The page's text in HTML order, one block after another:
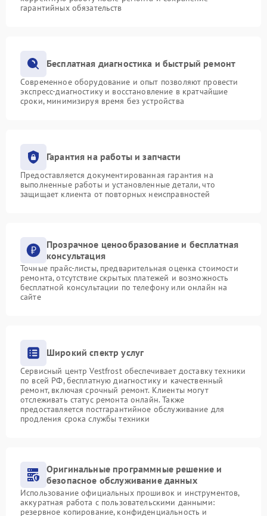
гарантийных обязательств
Бесплатная диагностика и быстрый ремонт
Современное оборудование и опыт позволяют провести
экспресс-диагностику и восстановление в кратчайшие
сроки, минимизируя время без устройства
Гарантия на работы и запчасти
Предоставляется документированная гарантия на
выполненные работы и установленные детали, что
защищает клиента от повторных неисправностей
Прозрачное ценообразование и бесплатная
консультация
Точные прайс-листы, предварительная оценка стоимости
ремонта, отсутствие скрытых платежей и возможность
бесплатной консультации по телефону или онлайн на
сайте
Широкий спектр услуг
Сервисный центр Vestfrost обеспечивает доставку техники
по всей РФ, бесплатную диагностику и качественный
ремонт, включая срочный ремонт. Клиенты могут
отслеживать статус ремонта онлайн. Также
предоставляется постгарантийное обслуживание для
продления срока службы техники
Оригинальные программные решение и
безопасное обслуживание данных
Использование официальных прошивок и инструментов,
аккуратная работа с пользовательскими данными:
резервное копирование, конфиденциальность и